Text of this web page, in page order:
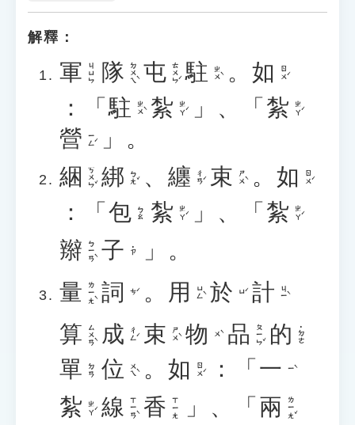
解釋：
軍 ㄐㄩㄣ 隊 ㄉㄨㄟˋ 屯 ㄊㄨㄣˊ 駐 ㄓㄨˋ 。 如 ㄖㄨˊ
：「駐 ㄓㄨˋ 紮 ㄓㄚˊ 」、「 紮 ㄓㄚˊ
營 ㄧㄥˊ
」。
綑 ㄎㄨㄣˇ 綁 ㄅㄤˇ 、 纏 ㄔㄢˊ 束 ㄕㄨˋ 。 如 ㄖㄨˊ
：「 包 ㄅㄠ 紮 ㄓㄚˊ 」、「 紮 ㄓㄚˊ
辮 ㄅㄧㄢˋ 子 ˙ㄗ
」。
量 ㄌㄧㄤˋ 詞 ㄘˊ 。 用 ㄩㄥˋ 於 ㄩˊ 計 ㄐㄧˋ
算 ㄙㄨㄢˋ 成 ㄔㄥˊ 束 ㄕㄨˋ 物 ㄨˋ 品 ㄆㄧㄣˇ 的 ˙ㄉㄜ
單 ㄉㄢ 位 ㄨㄟˋ 。 如 ㄖㄨˊ ：「 一 ㄧˋ
紮 ㄓㄚˊ 線 ㄒㄧㄢˋ 香 ㄒㄧㄤ 」、「 兩 ㄌㄧㄤˇ